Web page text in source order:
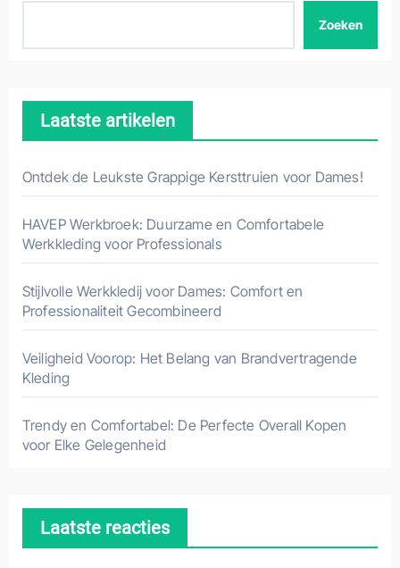
Zoeken
Laatste artikelen
Ontdek de Leukste Grappige Kersttruien voor Dames!
HAVEP Werkbroek: Duurzame en Comfortabele
Werkkleding voor Professionals
Stijlvolle Werkkledij voor Dames: Comfort en
Professionaliteit Gecombineerd
Veiligheid Voorop: Het Belang van Brandvertragende
Kleding
Trendy en Comfortabel: De Perfecte Overall Kopen
voor Elke Gelegenheid
Laatste reacties